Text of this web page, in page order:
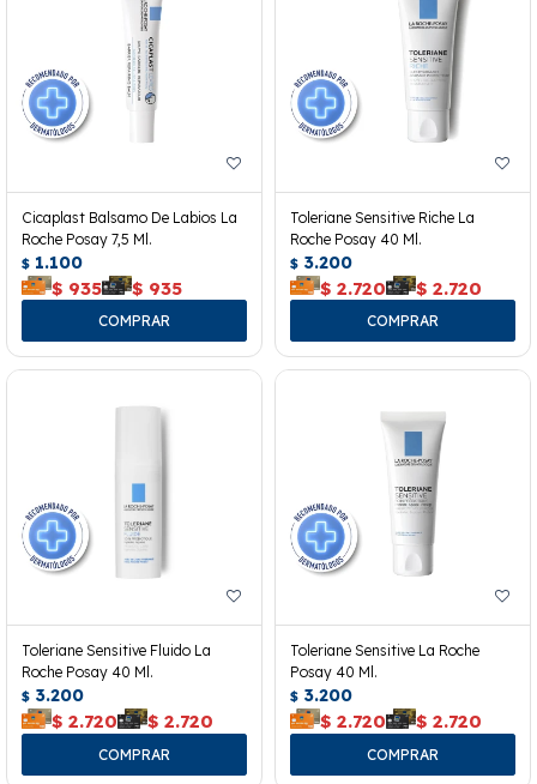
Cicaplast Balsamo De Labios La
Roche Posay 7,5 Ml.
$ 1.100
$ 935 $ 935
Toleriane Sensitive Riche La
Roche Posay 40 Ml.
$ 3.200
$ 2.720 $ 2.720
Toleriane Sensitive Fluido La
Roche Posay 40 Ml.
$ 3.200
$ 2.720 $ 2.720
Toleriane Sensitive La Roche
Posay 40 Ml.
$ 3.200
$ 2.720 $ 2.720